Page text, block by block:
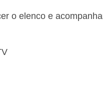
o elenco e